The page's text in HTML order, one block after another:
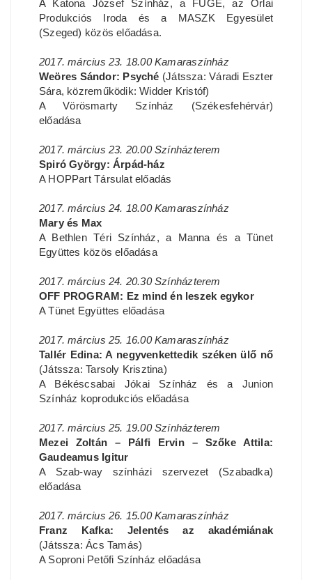
A Katona József Színház, a FÜGE, az Orlai
Produkciós Iroda és a MASZK Egyesület
(Szeged) közös előadása.
2017. március 23. 18.00 Kamaraszínház
Weöres Sándor: Psyché (Játssza: Váradi Eszter
Sára, közreműködik: Widder Kristóf)
A Vörösmarty Színház (Székesfehérvár)
előadása
2017. március 23. 20.00 Színházterem
Spiró György: Árpád-ház
A HOPPart Társulat előadás
2017. március 24. 18.00 Kamaraszínház
Mary és Max
A Bethlen Téri Színház, a Manna és a Tünet
Együttes közös előadása
2017. március 24. 20.30 Színházterem
OFF PROGRAM: Ez mind én leszek egykor
A Tünet Együttes előadása
2017. március 25. 16.00 Kamaraszínház
Tallér Edina: A negyvenkettedik széken ülő nő
(Játssza: Tarsoly Krisztina)
A Békéscsabai Jókai Színház és a Junion
Színház koprodukciós előadása
2017. március 25. 19.00 Színházterem
Mezei Zoltán – Pálfi Ervin – Szőke Attila:
Gaudeamus Igitur
A Szab-way színházi szervezet (Szabadka)
előadása
2017. március 26. 15.00 Kamaraszínház
Franz Kafka: Jelentés az akadémiának
(Játssza: Ács Tamás)
A Soproni Petőfi Színház előadása